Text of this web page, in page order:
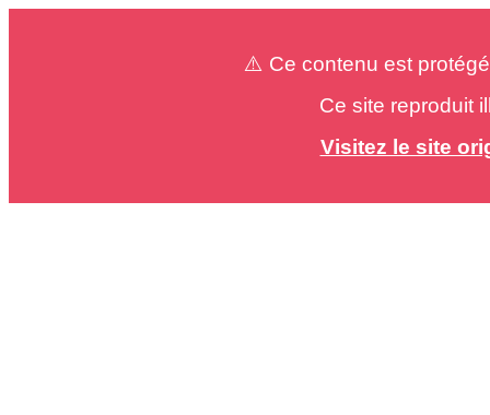
⚠️ Ce contenu est
Ce site reproduit
Visitez le site